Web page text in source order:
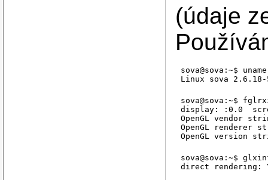
(údaje
sova@sova:~$
sova@sova:~$
display: :0.0
OpenGL vendor
OpenGL renderer
sova@sova:~$